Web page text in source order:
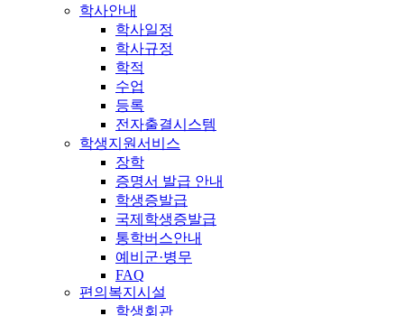
학사안내
학사일정
학사규정
학적
수업
등록
전자출결시스템
학생지원서비스
장학
증명서 발급 안내
학생증발급
국제학생증발급
통학버스안내
예비군·병무
FAQ
편의복지시설
학생회관